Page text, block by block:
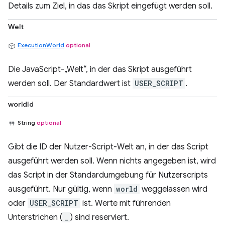
Details zum Ziel, in das das Skript eingefügt werden soll.
Welt
ExecutionWorld optional
Die JavaScript-„Welt“, in der das Skript ausgeführt
werden soll. Der Standardwert ist USER_SCRIPT .
worldId
String optional
Gibt die ID der Nutzer-Script-Welt an, in der das Script
ausgeführt werden soll. Wenn nichts angegeben ist, wird
das Script in der Standardumgebung für Nutzerscripts
ausgeführt. Nur gültig, wenn world weggelassen wird
oder USER_SCRIPT ist. Werte mit führenden
Unterstrichen (
) sind reserviert.